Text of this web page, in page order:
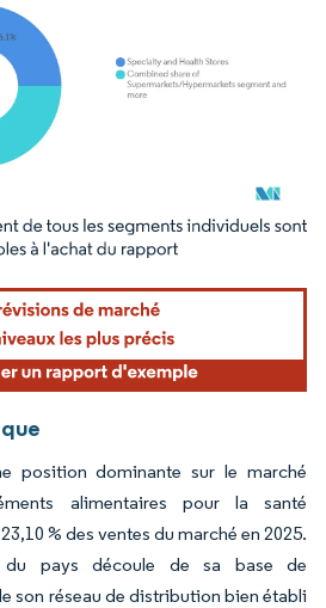
réutilisation nécessite une attribution sous CC BY
position dominante sur le marché
alimentaires pour la santé
% des ventes du marché en 2025.
pays découle de sa base de
son réseau de distribution bien établi